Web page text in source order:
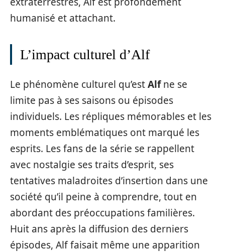
humanisé et attachant.
L’impact culturel d’Alf
Le phénomène culturel qu’estAlfne se
limite pas à ses saisons ou épisodes
individuels. Les répliques mémorables et les
moments emblématiques ont marqué les
esprits. Les fans de la série se rappellent
avec nostalgie ses traits d’esprit, ses
tentatives maladroites d’insertion dans une
société qu’il peine à comprendre, tout en
abordant des préoccupations familières.
Huit ans après la diffusion des derniers
épisodes, Alf faisait même une apparition